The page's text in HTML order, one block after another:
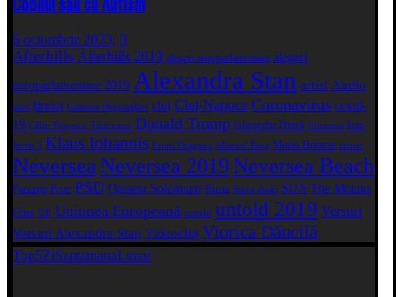
6 octombrie 2023, 0
Afterhills Afterhills 2019 alegeri europarlamentare alegeri
europarlamentare 2019 Alexandra Stan artist Audio
best Brexit Camera Deputaţilor cluj Cluj-Napoca Coronavirus covid-
19 Călin Popescu Tăriceanu Donald Trump Gheorghe Dincă Iohannis Iran
Jessie J Klaus Iohannis Liviu Dragnea Manuel Riva Marea Britanie music
NeverseaNeversea 2019Neversea Beach
Paraziții Poze PSD Qassem Soleimani Rusia Steve Aoki SUA The Motans
Uber UE Uniunea Europeană untold untold 2019 Versuri
Versuri Alexandra Stan Videoclip Viorica Dăncilă
Top5ZiSaptamanaLunar